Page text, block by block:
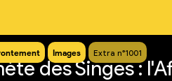
Images Extra n°1001
des Singes :